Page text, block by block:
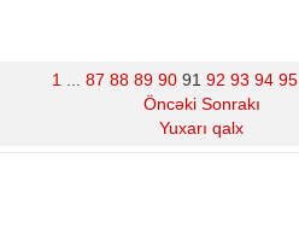
1 87 88 89 90 91 92 93 94 95
Öncəki Sonrakı
Yuxarı qalx